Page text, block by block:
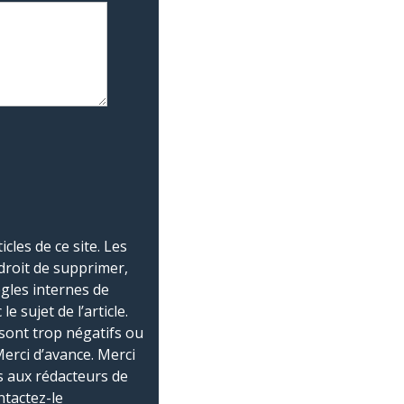
de ce site. Les
de supprimer,
internes de
sujet de l’article.
trop négatifs ou
d’avance. Merci
rédacteurs de
le